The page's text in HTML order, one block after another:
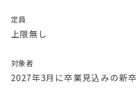
定員
上限無し
対象者
2027年3月に卒業見込みの新